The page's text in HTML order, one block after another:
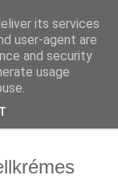
its services
user-agent are
and security
usage